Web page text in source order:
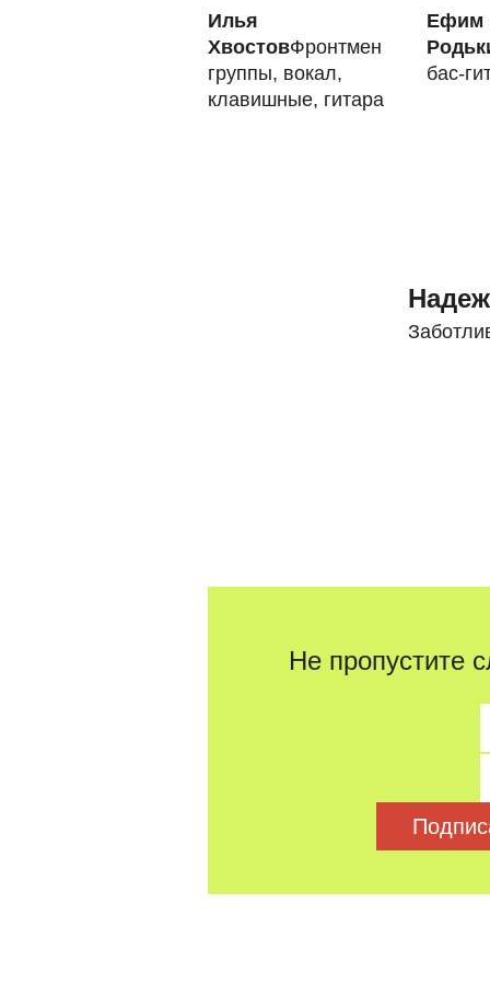
Илья
ХвостовФронтмен
группы, вокал,
клавишные, гитара
Ефим
бас-
Не пропустите